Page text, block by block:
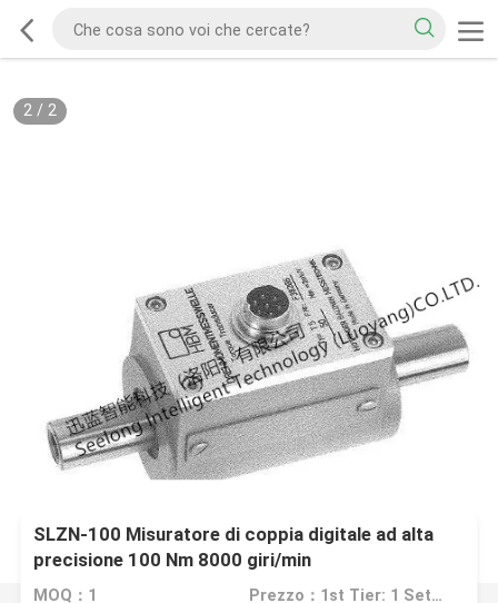
2/ 2
SLZN-100 Misuratore di coppia digitale ad alta
precisione 100 Nm 8000 giri/min
MOQ：1 Prezzo：1st Tier: 1 Set, Unit Price USD 3.00 2nd Tier: 2-5 Sets, Unit Price USD 2.00 3rd Tier: Over 5 Sets, Unit Price USD 1.00